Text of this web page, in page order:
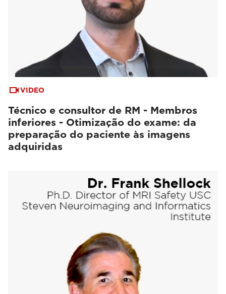
VIDEO
Técnico e consultor de RM - Membros
inferiores - Otimização do exame: da
preparação do paciente às imagens
adquiridas